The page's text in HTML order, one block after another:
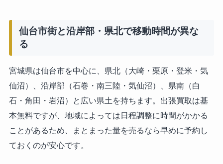
仙台市街と沿岸部・県北で移動時間が異な
る
宮城県は仙台市を中心に、県北（大崎・栗原・登米・気
仙沼）、沿岸部（石巻・南三陸・気仙沼）、県南（白
石・角田・岩沼）と広い県土を持ちます。出張買取は基
本無料ですが、地域によっては日程調整に時間がかかる
ことがあるため、まとまった量を売るなら早めに予約し
ておくのが安心です。